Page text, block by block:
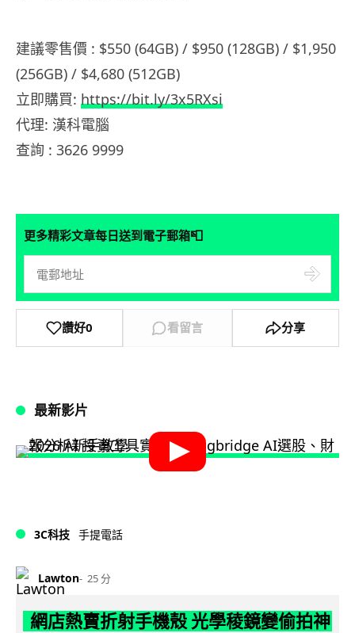
建議零售價 : $550 (64GB) / $950 (128GB) / $1,950
(256GB) / $4,680 (512GB)
立即購買: https://bit.ly/3x5RXsi
代理: 漢科電腦
查詢 : 3626 9999
更多精彩文章每日送到電子郵箱📮
讚好0 看留言 分享
最新影片
3C科技 手提電話
Lawton 25 分
網店熱賣折射手機殼 光學稜鏡變偷拍神